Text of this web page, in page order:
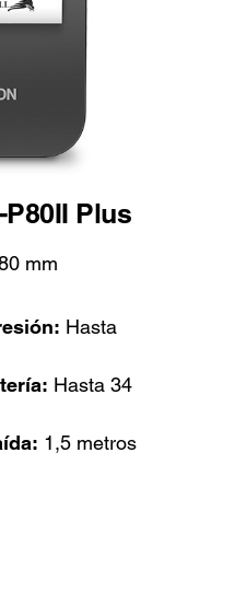
Plus
mm
Hasta
Hasta 34
1,5 metros